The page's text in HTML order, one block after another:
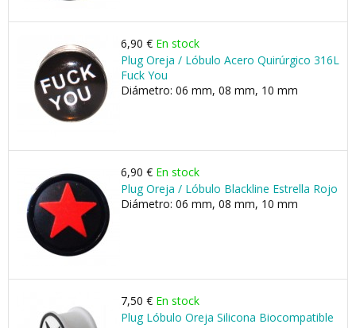
6,90 € En stock
Plug Oreja / Lóbulo Acero Quirúrgico 316L
Fuck You
Diámetro: 06 mm, 08 mm, 10 mm
6,90 € En stock
Plug Oreja / Lóbulo Blackline Estrella Rojo
Diámetro: 06 mm, 08 mm, 10 mm
7,50 € En stock
Plug Lóbulo Oreja Silicona Biocompatible